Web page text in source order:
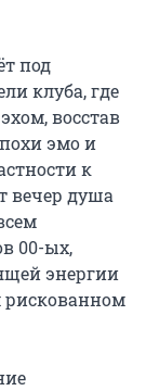
под
клуба, где
восстав
эмо и
к
вечер душа
00-ых,
энергии
рискованном